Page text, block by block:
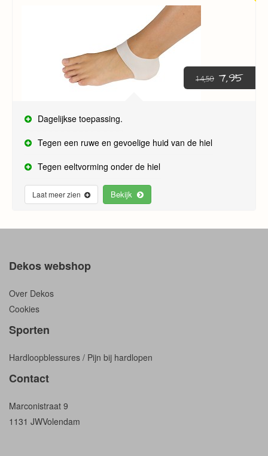
14,50 7,95
Dagelijkse toepassing.
Tegen een ruwe en gevoelige huid van de hiel
Tegen eeltvorming onder de hiel
Laat meer zien Bekijk
Dekos webshop
Over Dekos
Cookies
Sporten
Hardloopblessures / Pijn bij hardlopen
Contact
Marconistraat 9
1131 JWVolendam